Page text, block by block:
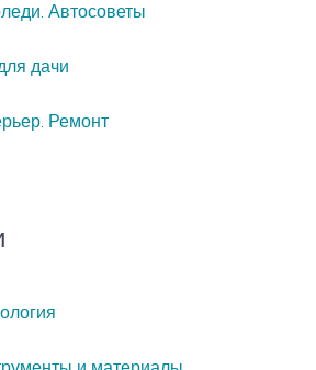
Автосоветы
дачи
Ремонт